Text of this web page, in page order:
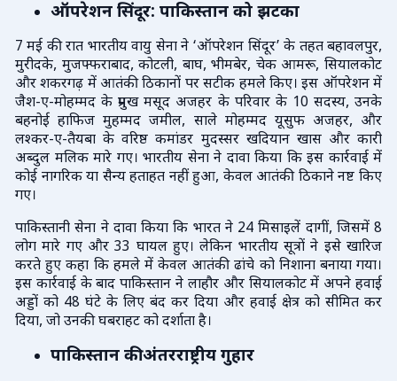
ऑपरेशन सिंदूर: पाकिस्तान को झटका
7 मई की रात भारतीय वायु सेना ने ‘ऑपरेशन सिंदूर’ के तहत बहावलपुर,
मुरीदके, मुजफ्फराबाद, कोटली, बाघ, भीमबेर, चेक आमरू, सियालकोट
और शकरगढ़ में आतंकी ठिकानों पर सटीक हमले किए। इस ऑपरेशन में
जैश-ए-मोहम्मद के प्रमुख मसूद अजहर के परिवार के 10 सदस्य, उनके
बहनोई हाफिज मुहम्मद जमील, साले मोहम्मद यूसुफ अजहर, और
लश्कर-ए-तैयबा के वरिष्ठ कमांडर मुदस्सर खदियान खास और कारी
अब्दुल मलिक मारे गए। भारतीय सेना ने दावा किया कि इस कार्रवाई में
कोई नागरिक या सैन्य हताहत नहीं हुआ, केवल आतंकी ठिकाने नष्ट किए
गए।
पाकिस्तानी सेना ने दावा किया कि भारत ने 24 मिसाइलें दागीं, जिसमें 8
लोग मारे गए और 33 घायल हुए। लेकिन भारतीय सूत्रों ने इसे खारिज
करते हुए कहा कि हमले में केवल आतंकी ढांचे को निशाना बनाया गया।
इस कार्रवाई के बाद पाकिस्तान ने लाहौर और सियालकोट में अपने हवाई
अड्डों को 48 घंटे के लिए बंद कर दिया और हवाई क्षेत्र को सीमित कर
दिया, जो उनकी घबराहट को दर्शाता है।
पाकिस्तान की अंतरराष्ट्रीय गुहार